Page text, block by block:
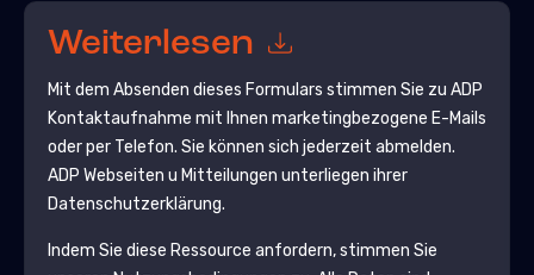
Weiterlesen
Mit dem Absenden dieses Formulars stimmen Sie zu ADP
Kontaktaufnahme mit Ihnen marketingbezogene E-Mails
oder per Telefon. Sie können sich jederzeit abmelden.
ADP Webseiten u Mitteilungen unterliegen ihrer
Datenschutzerklärung.
Indem Sie diese Ressource anfordern, stimmen Sie